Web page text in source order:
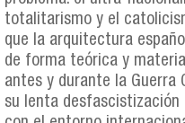
totalitarismo y el
que la arquitectura
de forma teórica y
antes y durante la Guerra
su lenta